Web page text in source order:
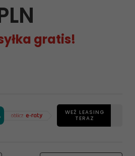
gratis!
WEŹ LEASING
TERAZ